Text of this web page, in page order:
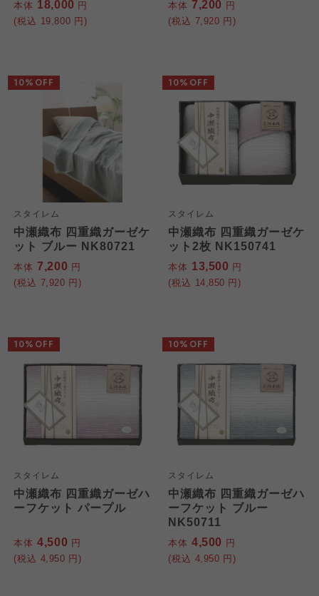
本体 18,000 円
(税込 19,800 円)
本体 7,200 円
(税込 7,920 円)
スタイレム
中瀬織布 四重織ガーゼケ
ット ブルー NK80721
本体 7,200 円
(税込 7,920 円)
10%OFF
スタイレム
中瀬織布 四重織ガーゼケ
ット2枚 NK150741
本体 13,500 円
(税込 14,850 円)
10%OFF
スタイレム
中瀬織布 四重織ガーゼハ
ーフケット パープル
本体 4,500 円
(税込 4,950 円)
10%OFF
スタイレム
中瀬織布 四重織ガーゼハ
ーフケット ブルー
NK50711
本体 4,500 円
(税込 4,950 円)
10%OFF